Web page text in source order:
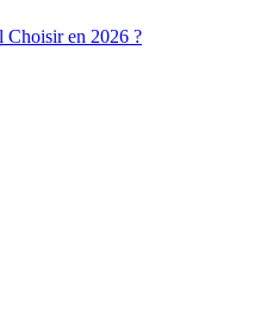
Choisir en 2026 ?